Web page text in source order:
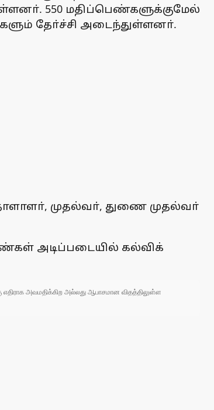
550 மதிப்பெண்களுக்குமேல்
தோ்ச்சி அடைந்துள்ளனா்.
முதல்வா், துணை முதல்வா்
அடிப்படையில் கல்விக்
எதிராக அவமதிக்கிற அல்லது ஆபாசமான விதத்திலுள்ள